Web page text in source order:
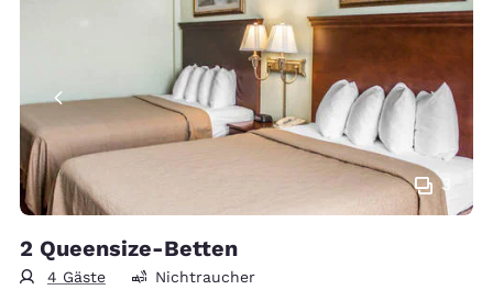
3
2 Queensize-Betten
4 Gäste Nichtraucher